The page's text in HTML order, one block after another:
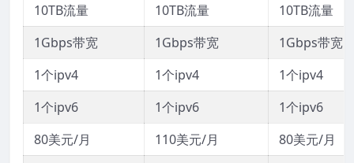
10TB流量
10TB流量
10TB流量
1Gbps带宽
1Gbps带宽
1Gbps带宽
1个ipv4
1个ipv4
1个ipv4
1个ipv6
1个ipv6
1个ipv6
80美元/月
110美元/月
80美元/月